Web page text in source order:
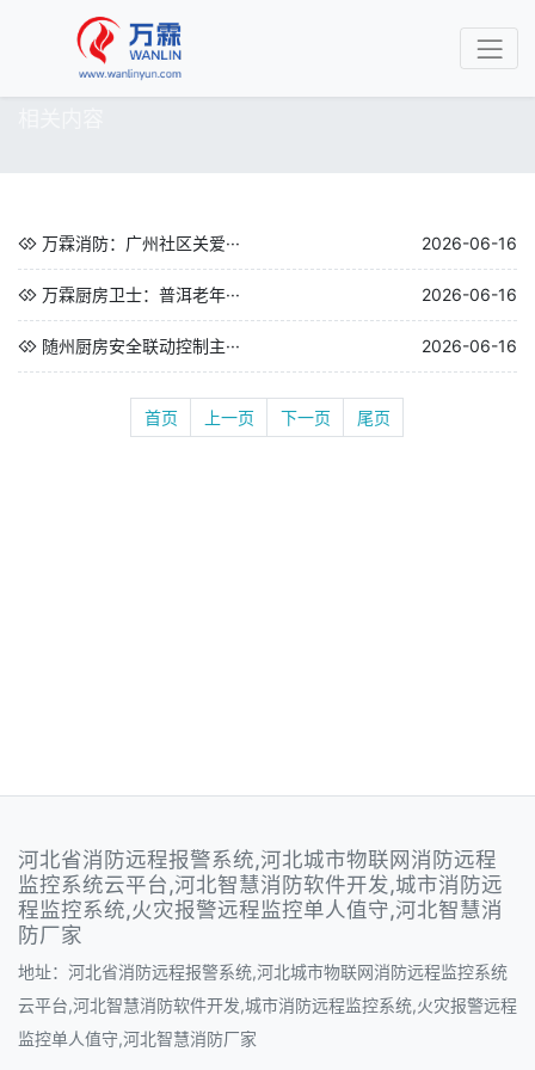
万霖消防：广州社区关爱··· 2026-06-16
万霖厨房卫士：普洱老年··· 2026-06-16
随州厨房安全联动控制主··· 2026-06-16
首页 上一页 下一页 尾页
河北省消防远程报警系统,河北城市物联网消防远程
监控系统云平台,河北智慧消防软件开发,城市消防远
程监控系统,火灾报警远程监控单人值守,河北智慧消
防厂家
地址：河北省消防远程报警系统,河北城市物联网消防远程监控系统
云平台,河北智慧消防软件开发,城市消防远程监控系统,火灾报警远程
监控单人值守,河北智慧消防厂家